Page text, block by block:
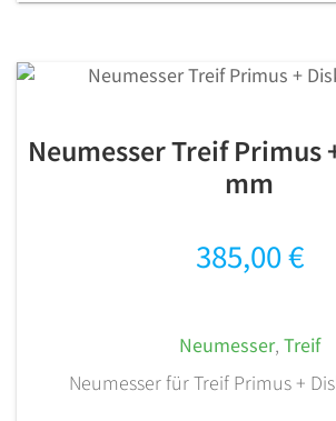
Neumesser Treif Primus
mm
385,00€
Neumesser, Treif
Neumesser für Treif Primus +